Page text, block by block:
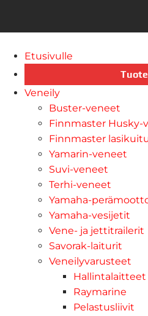
Etusivulle
Veneily
Buster-veneet
Finnmaster Husky-
Finnmaster
Yamarin-veneet
Suvi-veneet
Terhi-veneet
Yamaha-
Yamaha-vesijetit
Vene- ja jettitrailerit
Savorak-laiturit
Veneilyvarusteet
Hallintalaitteet
Raymarine
Pelastusliivit